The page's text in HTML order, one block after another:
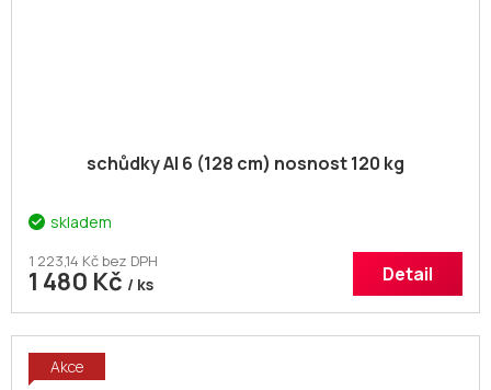
schůdky Al 6 (128 cm) nosnost 120 kg
skladem
1 223,14 Kč bez DPH
1 480 Kč / ks Detail
Akce